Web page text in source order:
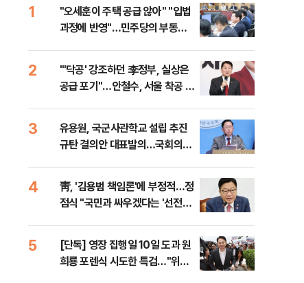
1
"오세훈이 주택 공급 않아" "입법
과정에 반영"…민주당의 부동산
2
"'닥공' 강조하던 李정부, 실상은
공급 포기"…안철수, 서울 착공 실
3
유용원, 국군사관학교 설립 추진
규탄 결의안 대표발의…국회의원
4
靑, '김용범 책임론'에 부정적…정
점식 "국민과 싸우겠다는 '선전포
5
[단독] 영장 집행일 10일 도과 원
희룡 포렌식 시도한 특검…"위법